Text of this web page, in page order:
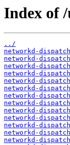
Index of
../
networkd-
networkd-
networkd-
networkd-
networkd-
networkd-
networkd-
networkd-
networkd-
networkd-
networkd-
networkd-
networkd-